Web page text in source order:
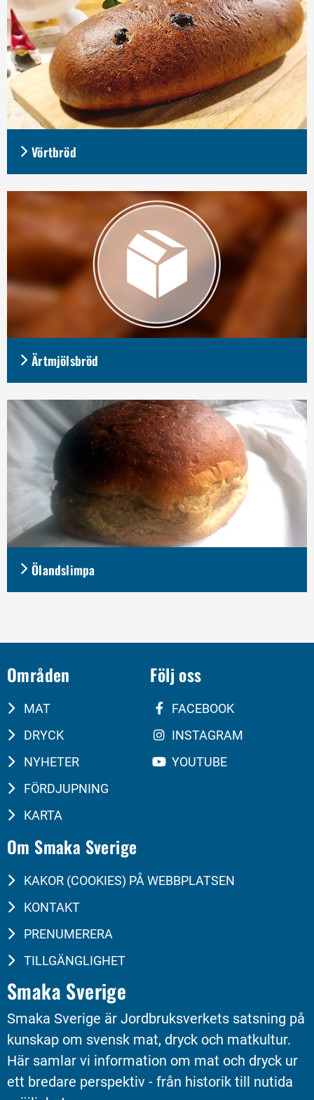
Vörtbröd
Ärtmjölsbröd
Ölandslimpa
Områden
MAT
DRYCK
NYHETER
FÖRDJUPNING
KARTA
Följ oss
FACEBOOK
INSTAGRAM
YOUTUBE
Om Smaka Sverige
KAKOR (COOKIES) PÅ WEBBPLATSEN
KONTAKT
PRENUMERERA
TILLGÄNGLIGHET
Smaka Sverige
Smaka Sverige är Jordbruksverkets satsning på
kunskap om svensk mat, dryck och matkultur.
Här samlar vi information om mat och dryck ur
ett bredare perspektiv - från historik till nutida